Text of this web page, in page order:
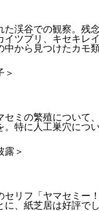
た渓谷での観察。残
イツブリ、キセキレ
中から見つけたカモ
＞
セミの繁殖について
。特に人工巣穴につ
露＞
セリフ「ヤマセミー
に、紙芝居は好評で